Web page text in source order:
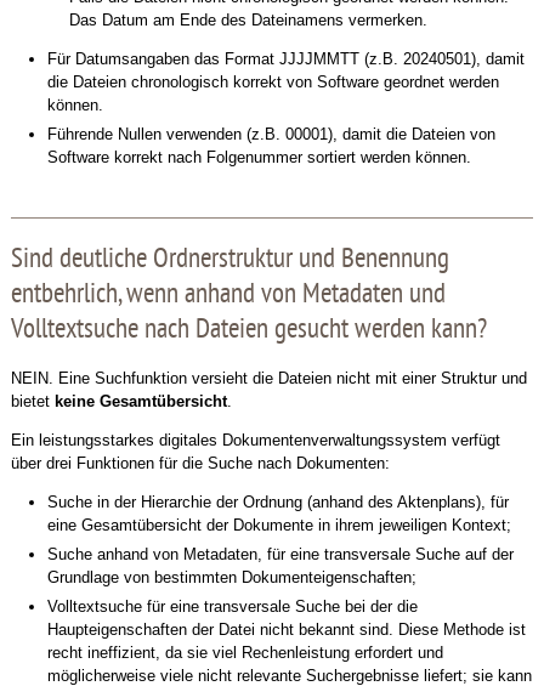
Das Datum am Ende des Dateinamens vermerken.
Für Datumsangaben das Format JJJJMMTT (z.B. 20240501), damit
die Dateien chronologisch korrekt von Software geordnet werden
können.
Führende Nullen verwenden (z.B. 00001), damit die Dateien von
Software korrekt nach Folgenummer sortiert werden können.
Sind deutliche Ordnerstruktur und Benennung
entbehrlich, wenn anhand von Metadaten und
Volltextsuche nach Dateien gesucht werden kann?
NEIN. Eine Suchfunktion versieht die Dateien nicht mit einer Struktur und
bietet keine Gesamtübersicht.
Ein leistungsstarkes digitales Dokumentenverwaltungssystem verfügt
über drei Funktionen für die Suche nach Dokumenten:
Suche in der Hierarchie der Ordnung (anhand des Aktenplans), für
eine Gesamtübersicht der Dokumente in ihrem jeweiligen Kontext;
Suche anhand von Metadaten, für eine transversale Suche auf der
Grundlage von bestimmten Dokumenteigenschaften;
Volltextsuche für eine transversale Suche bei der die
Haupteigenschaften der Datei nicht bekannt sind. Diese Methode ist
recht ineffizient, da sie viel Rechenleistung erfordert und
möglicherweise viele nicht relevante Suchergebnisse liefert; sie kann